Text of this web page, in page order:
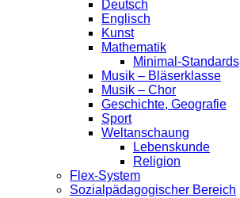
Deutsch
Englisch
Kunst
Mathematik
Minimal-Standards
Musik – Bläserklasse
Musik – Chor
Geschichte, Geografie
Sport
Weltanschaung
Lebenskunde
Religion
Flex-System
Sozialpädagogischer Bereich